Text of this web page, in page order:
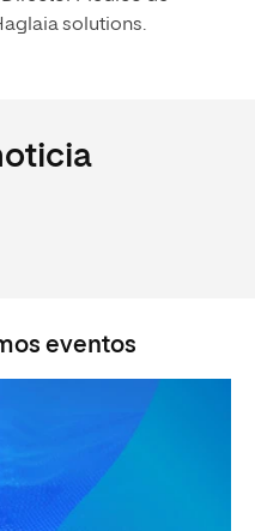
solutions.
eventos